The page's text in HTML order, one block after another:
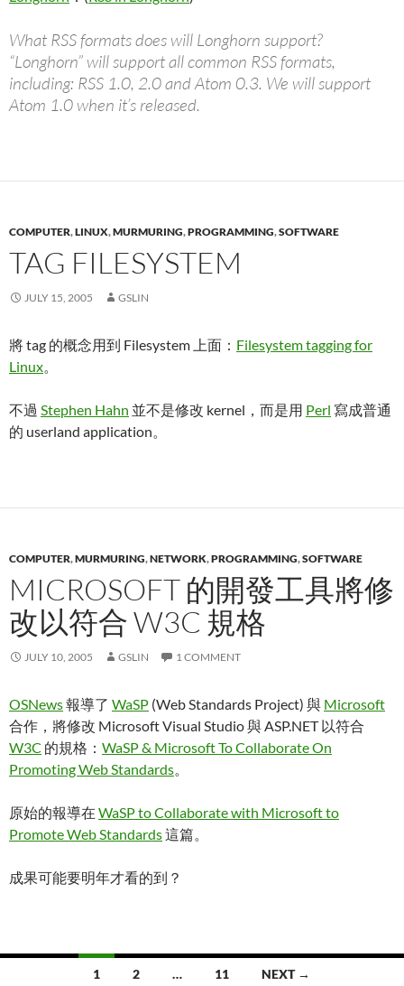
What RSS formats does will Longhorn support?
“Longhorn” will support all common RSS formats,
including: RSS 1.0, 2.0 and Atom 0.3. We will support
Atom 1.0 when it’s released.
COMPUTER,LINUX,MURMURING,PROGRAMMING,SOFTWARE
TAG FILESYSTEM
JULY 15, 2005 GSLIN
將 tag 的概念用到 Filesystem 上面： Filesystem tagging for
Linux。
不過 Stephen Hahn 並不是修改 kernel，而是用 Perl 寫成普通
的 userland application。
COMPUTER,MURMURING,NETWORK,PROGRAMMING,SOFTWARE
MICROSOFT 的開發工具將修
改以符合 W3C 規格
JULY 10, 2005 GSLIN 1 COMMENT
OSNews報導了 WaSP (Web Standards Project) 與 Microsoft
合作，將修改 Microsoft Visual Studio 與 ASP.NET 以符合
W3C 的規格： WaSP & Microsoft To Collaborate On
Promoting Web Standards。
原始的報導在 WaSP to Collaborate with Microsoft to
Promote Web Standards這篇。
成果可能要明年才看的到？
1 2 … 11 NEXT →